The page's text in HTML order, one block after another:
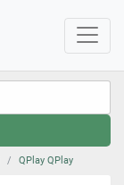
QPlay QPlay